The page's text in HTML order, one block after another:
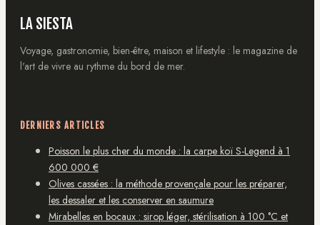
LA SIESTA
Voyage, gastronomie, bien-être, maison et lifestyle : le magazine de
l'art de vivre au rythme du bord de mer.
DERNIERS ARTICLES
Poisson le plus cher du monde : la carpe koï S-Legend à 1
600 000 €
Olives cassées : la méthode provençale pour les préparer,
les dessaler et les conserver en saumure
Mirabelles en bocaux : sirop léger, stérilisation à 100 °C et